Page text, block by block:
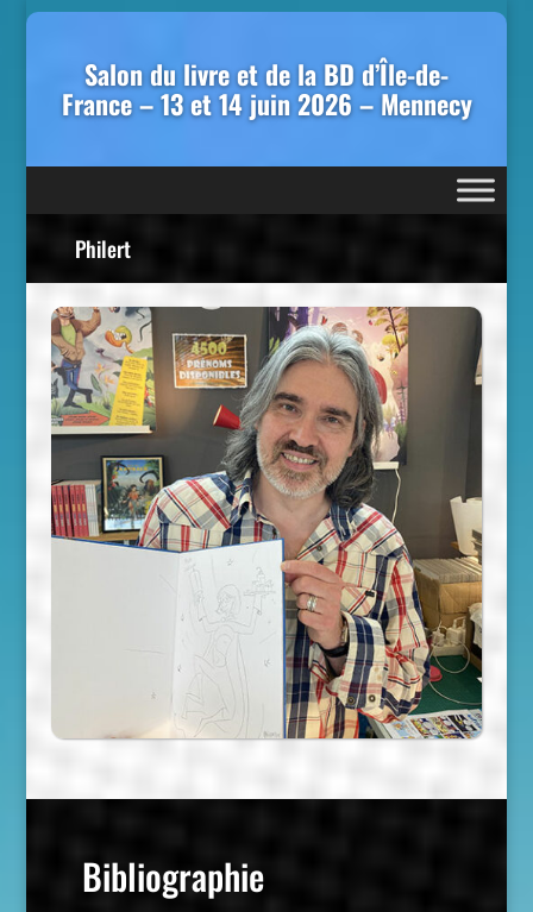
Salon du livre et de la BD d’Île-de-
France – 13 et 14 juin 2026 – Mennecy
Philert
Bibliographie